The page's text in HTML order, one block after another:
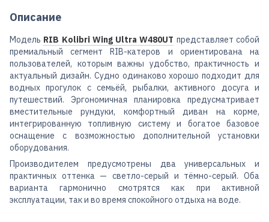
Описание
Модель RIB Kolibri Wing Ultra W480UT представляет собой
премиальный сегмент RIB-катеров и ориентирована на
пользователей, которым важны удобство, практичность и
актуальный дизайн. Судно одинаково хорошо подходит для
водных прогулок с семьёй, рыбалки, активного досуга и
путешествий. Эргономичная планировка предусматривает
вместительные рундуки, комфортный диван на корме,
интегрированную топливную систему и богатое базовое
оснащение с возможностью дополнительной установки
оборудования.
Производителем предусмотрены два универсальных и
практичных оттенка — светло-серый и тёмно-серый. Оба
варианта гармонично смотрятся как при активной
эксплуатации, так и во время спокойного отдыха на воде.